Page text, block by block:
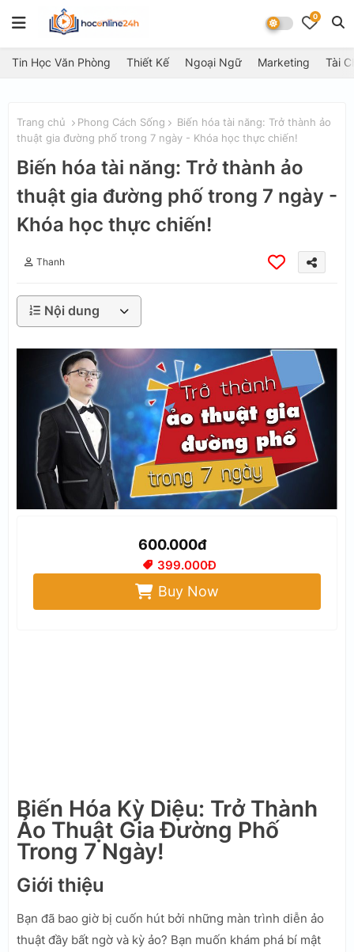
0
Tin Học Văn Phòng Thiết Kế Ngoại Ngữ Marketing Tài
Trang chủ Phong Cách Sống
Biến hóa tài năng: Trở thành ảo
thuật gia đường phố trong 7 ngày - Khóa học thực chiến!
Biến hóa tài năng: Trở thành ảo
thuật gia đường phố trong 7 ngày -
Khóa học thực chiến!
Thanh
Nội dung
600.000đ
399.000Đ
Buy Now
Biến Hóa Kỳ Diệu: Trở Thành
Ảo Thuật Gia Đường Phố
Trong 7 Ngày!
Giới thiệu
Bạn đã bao giờ bị cuốn hút bởi những màn trình diễn ảo
thuật đầy bất ngờ và kỳ ảo? Bạn muốn khám phá bí mật